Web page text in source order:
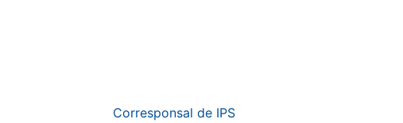
Corresponsal de IPS